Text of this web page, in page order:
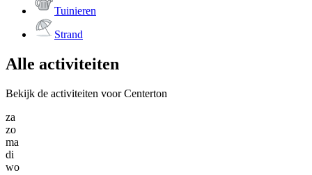
Tuinieren
Strand
Alle activiteiten
Bekijk de activiteiten voor Centerton
za
zo
ma
di
wo